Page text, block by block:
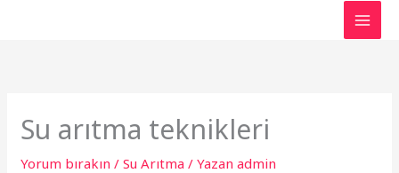
Su arıtma teknikleri
Yorum bırakın /Su Arıtma / Yazan admin